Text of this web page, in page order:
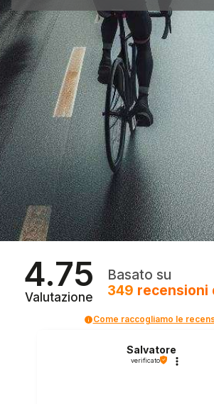
4.75
Valutazione
Basato su
349 recensioni
Come raccogliamo le
Salvatore
verificato